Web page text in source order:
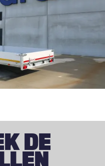
DE